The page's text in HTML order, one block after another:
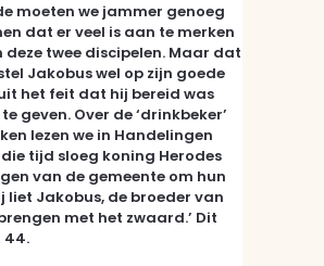
moeten we jammer genoeg
dat er veel is aan te merken
twee discipelen. Maar dat
Jakobus wel op zijn goede
het feit dat hij bereid was
geven. Over de ‘drinkbeker’
lezen we in Handelingen
die tijd sloeg koning Herodes
van de gemeente om hun
liet Jakobus, de broeder van
met het zwaard.’ Dit
44.